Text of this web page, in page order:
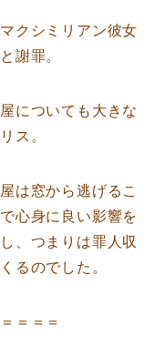
クシミリアン彼女
謝罪。
についても大きな
ス。
は窓から逃げるこ
心身に良い影響を
、つまりは罪人収
るのでした。
＝＝＝